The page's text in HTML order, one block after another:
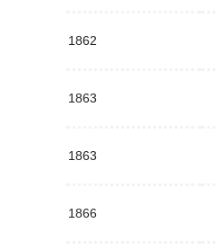
1862
1863
1863
1866